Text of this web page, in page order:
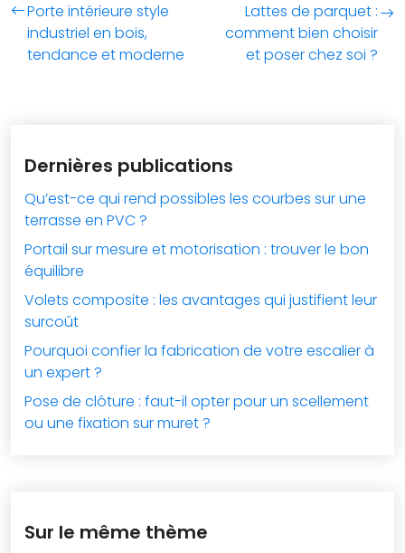
Porte intérieure style
industriel en bois,
tendance et moderne
Lattes de parquet :
comment bien choisir
et poser chez soi ?
Dernières publications
Qu’est-ce qui rend possibles les courbes sur une
terrasse en PVC ?
Portail sur mesure et motorisation : trouver le bon
équilibre
Volets composite : les avantages qui justifient leur
surcoût
Pourquoi confier la fabrication de votre escalier à
un expert ?
Pose de clôture : faut-il opter pour un scellement
ou une fixation sur muret ?
Sur le même thème